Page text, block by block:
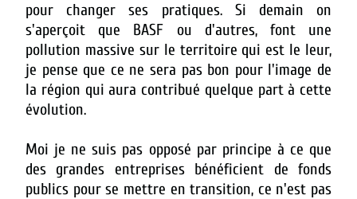
pour changer ses pratiques. Si demain on
s'aperçoit que BASF ou d'autres, font une
pollution massive sur le territoire qui est le leur,
je pense que ce ne sera pas bon pour l'image de
la région qui aura contribué quelque part à cette
évolution.
Moi je ne suis pas opposé par principe à ce que
des grandes entreprises bénéficient de fonds
publics pour se mettre en transition, ce n'est pas